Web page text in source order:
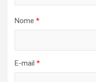
Nome *
E-mail *